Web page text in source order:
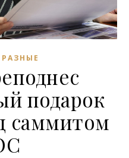
подарок
саммитом